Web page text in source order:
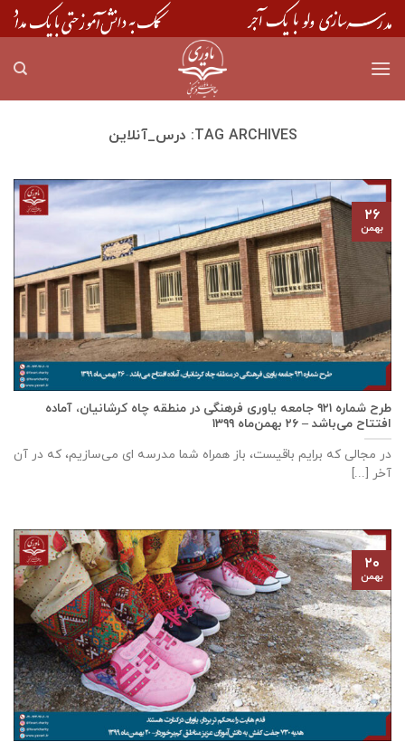
Skip
to
TAG ARCHIVES: درس_آنلاین
طرح شماره ۹۲۱ جامعه ياوری فرهنگی در منطقه چاه کرشانیان، آماده
افتتاح می‌باشد – ۲۶ بهمن‌ماه ۱۳۹۹
در مجالی که برایم باقیست، باز همراه شما مدرسه ای می‌سازیم، که در آن
آخر [...]
۲۶
بهمن
۲۰
بهمن